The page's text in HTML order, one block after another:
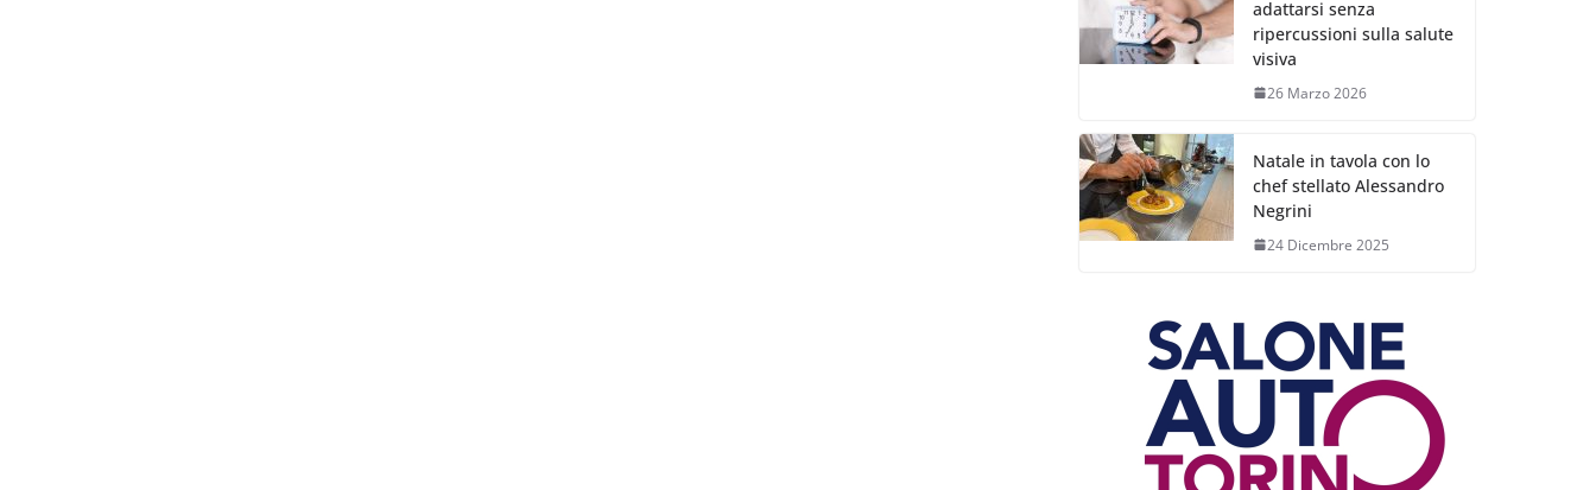
adattarsi senza
ripercussioni sulla salute
visiva
26 Marzo 2026
Natale in tavola con lo
chef stellato Alessandro
Negrini
24 Dicembre 2025